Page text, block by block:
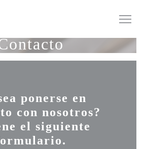
ponerse en
con nosotros?
el siguiente